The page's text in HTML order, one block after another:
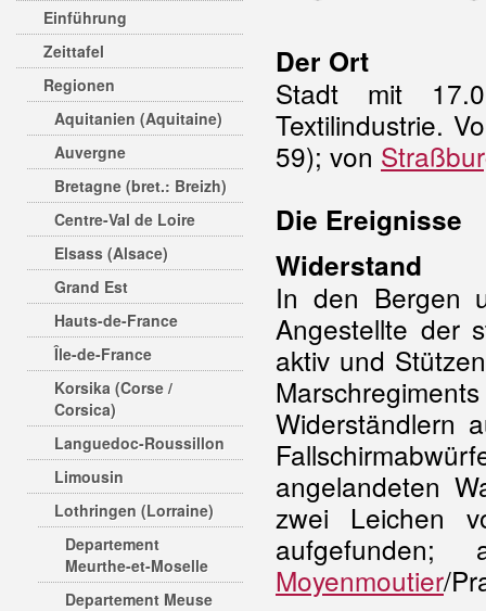
Einführung
Zeittafel
Regionen
Aquitanien (Aquitaine)
Auvergne
Bretagne (bret.: Breizh)
Centre-Val de Loire
Elsass (Alsace)
Grand Est
Hauts-de-France
Île-de-France
Korsika (Corse /
Corsica)
Languedoc-Roussillon
Limousin
Lothringen (Lorraine)
Departement
Meurthe-et-Moselle
Departement Meuse
Der Ort
Stadt mit
Textilindustrie.
59); von
Die Ereignisse
Widerstand
In den Bergen
Angestellte der
aktiv und
Widerständlern
angelandeten
zwei Leichen
Moyenmoutier/